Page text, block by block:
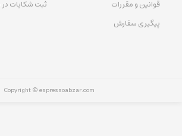
قوانین و مقررات
ثبت شکایات
پیگیری سفارش
Copyright © espressoabzar.com